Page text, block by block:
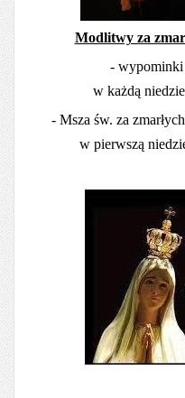
Modlitwy za
- wypominki
w każdą
- Msza św. za
w pierwszą